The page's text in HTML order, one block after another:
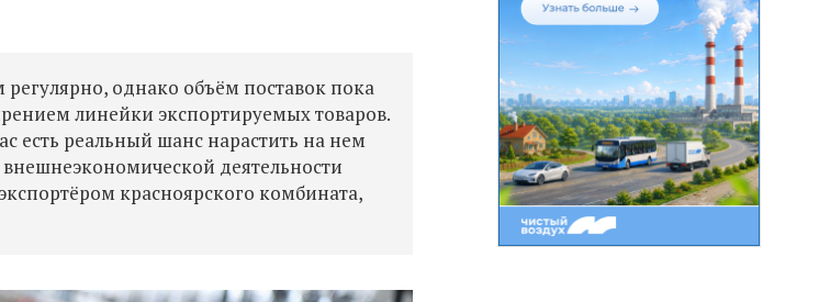
однако объём поставок пока
линейки экспортируемых товаров.
реальный шанс нарастить на нем
деятельности
красноярского комбината,